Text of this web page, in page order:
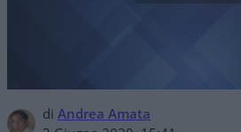
di Andrea Amata